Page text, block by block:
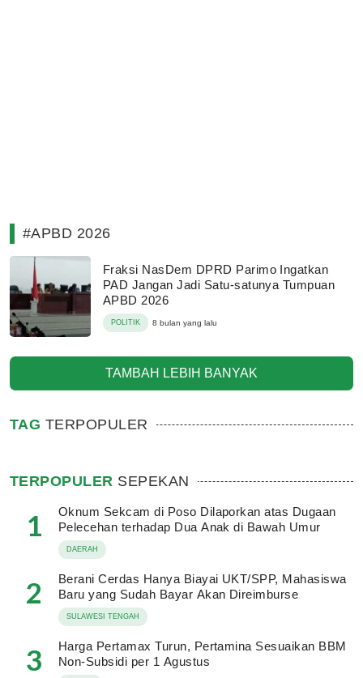
#APBD 2026
Fraksi NasDem DPRD Parimo Ingatkan
PAD Jangan Jadi Satu-satunya Tumpuan
APBD 2026
POLITIK 8 bulan yang lalu
TAMBAH LEBIH BANYAK
TAG TERPOPULER
TERPOPULER SEPEKAN
1
Oknum Sekcam di Poso Dilaporkan atas Dugaan
Pelecehan terhadap Dua Anak di Bawah Umur
DAERAH
2
Berani Cerdas Hanya Biayai UKT/SPP, Mahasiswa
Baru yang Sudah Bayar Akan Direimburse
SULAWESI TENGAH
3
Harga Pertamax Turun, Pertamina Sesuaikan BBM
Non-Subsidi per 1 Agustus